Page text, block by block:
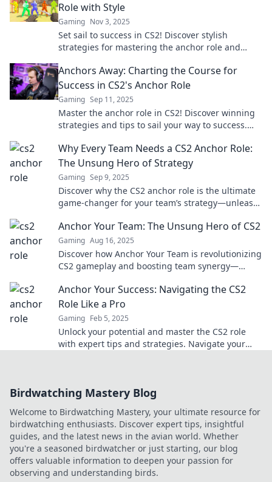
Role with Style
Gaming Nov 3, 2025
Set sail to success in CS2! Discover stylish
strategies for mastering the anchor role and
Anchors Away: Charting the Course for
Success in CS2's Anchor Role
Gaming Sep 11, 2025
Master the anchor role in CS2! Discover winning
strategies and tips to sail your way to success.
Why Every Team Needs a CS2 Anchor Role:
The Unsung Hero of Strategy
Gaming Sep 9, 2025
Discover why the CS2 anchor role is the ultimate
game-changer for your team’s strategy—unleash
Anchor Your Team: The Unsung Hero of CS2
Gaming Aug 16, 2025
Discover how Anchor Your Team is revolutionizing
CS2 gameplay and boosting team synergy—
Anchor Your Success: Navigating the CS2
Role Like a Pro
Gaming Feb 5, 2025
Unlock your potential and master the CS2 role
with expert tips and strategies. Navigate your
Birdwatching Mastery Blog
Welcome to Birdwatching Mastery, your ultimate resource for
birdwatching enthusiasts. Discover expert tips, insightful
guides, and the latest news in the avian world. Whether
you're a seasoned birdwatcher or just starting, our blog
offers valuable information to deepen your passion for
observing and understanding birds.